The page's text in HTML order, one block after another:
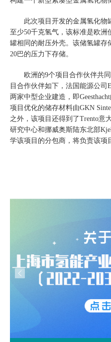
此次项目开发的金属氢化物
至少50千克氢气，该标准是欧洲
罐相同的耐压外壳。该储氢罐存
20巴的压力下存储。
欧洲的9个项目合作伙伴共
目合作伙伴如下，法国能源公司
两家中型企业建造，即Geesthacht
项目优化的储存材料由GKN
之外，该项目还得到了Trento意
研究中心和挪威奥斯陆东北部
学该项目的分包商，将负责该项